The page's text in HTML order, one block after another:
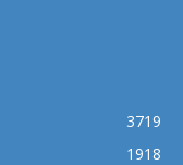
3719
1918